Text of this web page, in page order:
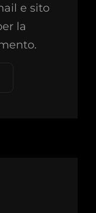
e sito
la